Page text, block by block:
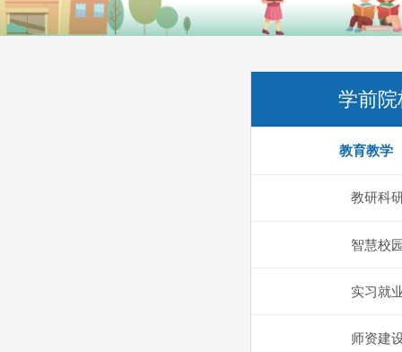
学前院
教育教学
教研科
智慧校
实习就
师资建